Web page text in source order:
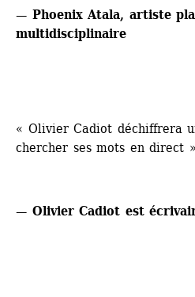
— Phoenix Atala, artiste
multidisciplinaire
« Olivier Cadiot déchiffrera
chercher ses mots en direct
— Olivier Cadiot est